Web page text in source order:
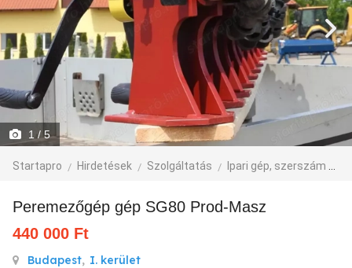
1 / 5
Startapro Hirdetések Szolgáltatás Ipari gép, szerszám
Peremezőgép gép SG80 Prod-Masz
440 000 Ft
Budapest, I. kerület